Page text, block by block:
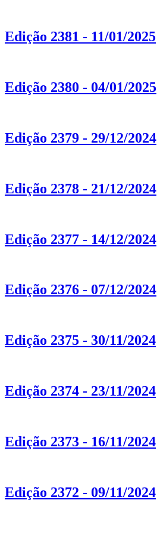
Edição 2381 - 11/01/2025
Edição 2380 - 04/01/2025
Edição 2379 - 29/12/2024
Edição 2378 - 21/12/2024
Edição 2377 - 14/12/2024
Edição 2376 - 07/12/2024
Edição 2375 - 30/11/2024
Edição 2374 - 23/11/2024
Edição 2373 - 16/11/2024
Edição 2372 - 09/11/2024